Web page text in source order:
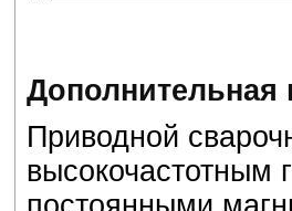
Приводной
высокочастотным